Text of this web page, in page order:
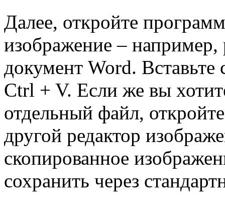
Далее, откройте
изображение –
документ Word.
Ctrl + V. Если же вы
отдельный файл,
другой редактор
скопированное
сохранить через